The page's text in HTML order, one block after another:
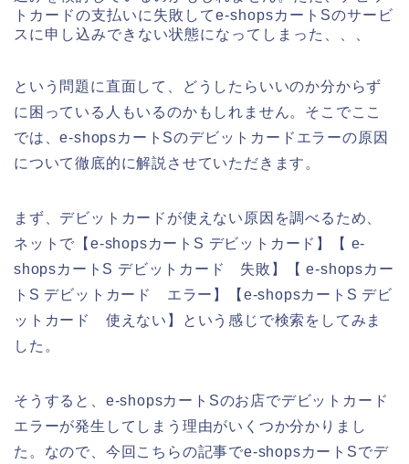
トカードの支払いに失敗してe-shopsカートSのサービ
スに申し込みできない状態になってしまった、、、
という問題に直面して、どうしたらいいのか分からず
に困っている人もいるのかもしれません。そこでここ
では、e-shopsカートSのデビットカードエラーの原因
について徹底的に解説させていただきます。
まず、デビットカードが使えない原因を調べるため、
ネットで【e-shopsカートS デビットカード】【 e-
shopsカートS デビットカード 失敗】【 e-shopsカー
トS デビットカード エラー】【e-shopsカートS デビ
ットカード 使えない】という感じで検索をしてみま
した。
そうすると、e-shopsカートSのお店でデビットカード
エラーが発生してしまう理由がいくつか分かりまし
た。なので、今回こちらの記事でe-shopsカートSでデ